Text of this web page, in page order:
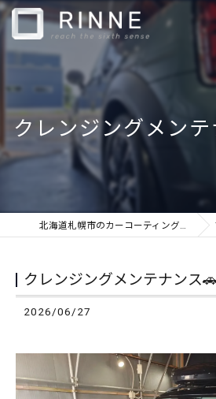
クレンジングメン
北海道札幌市のカーコーティングならカーケアショップRINNE
クレンジングメンテナンス
2026/06/27